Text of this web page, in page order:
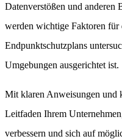
Datenverstößen und anderen
werden wichtige Faktoren für
Endpunktschutzplans
Umgebungen ausgerichtet ist.
Mit klaren Anweisungen und
Leitfaden Ihrem
verbessern und sich auf